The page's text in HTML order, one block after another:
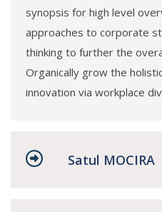
synopsis for high level
approaches to corporate
thinking to further the
Organically grow the
innovation via workplace
Satul MOCIRA